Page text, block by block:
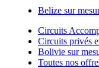
Belize sur
Circuits
Circuits privés
Bolivie sur
Toutes nos